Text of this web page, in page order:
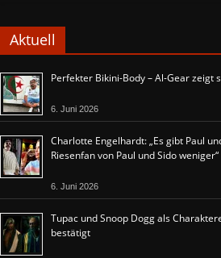
Aktuell
Perfekter Bikini-Body – Al-Gear zeigt
6. Juni 2026
Charlotte Engelhardt: „Es gibt Paul
Riesenfan von Paul und Sido weniger“
6. Juni 2026
Tupac und Snoop Dogg als
bestätigt